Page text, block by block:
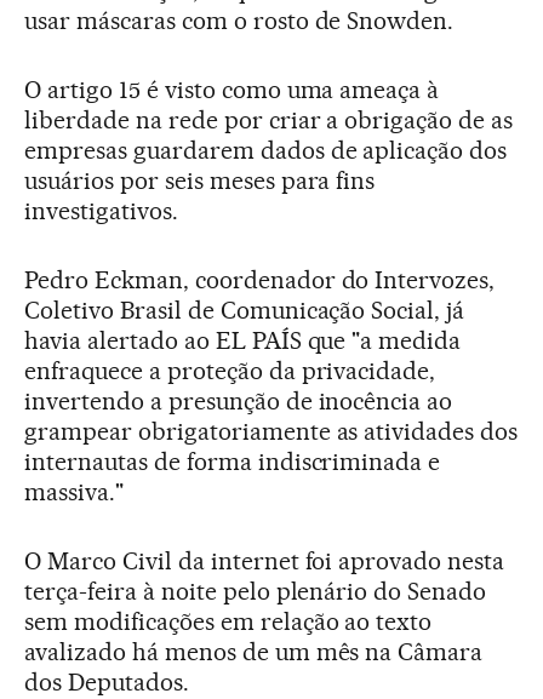
usar máscaras com o rosto de Snowden.
O artigo 15 é visto como uma ameaça à
liberdade na rede por criar a obrigação de as
empresas guardarem dados de aplicação dos
usuários por seis meses para fins
investigativos.
Pedro Eckman, coordenador do Intervozes,
Coletivo Brasil de Comunicação Social, já
havia alertado ao EL PAÍS que "a medida
enfraquece a proteção da privacidade,
invertendo a presunção de inocência ao
grampear obrigatoriamente as atividades dos
internautas de forma indiscriminada e
massiva."
O Marco Civil da internet foi aprovado nesta
terça-feira à noite pelo plenário do Senado
sem modificações em relação ao texto
avalizado há menos de um mês na Câmara
dos Deputados.